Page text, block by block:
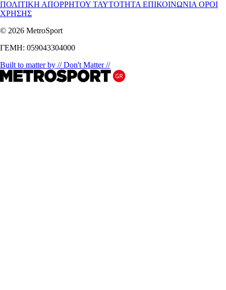
ΠΟΛΙΤΙΚΗ ΑΠΟΡΡΗΤΟΥ ΤΑΥΤΟΤΗΤΑ ΕΠΙΚΟΙΝΩΝΙΑ ΟΡΟΙ
ΧΡΗΣΗΣ
© 2026 MetroSport
ΓΕΜΗ: 059043304000
Built to matter by // Don't Matter //